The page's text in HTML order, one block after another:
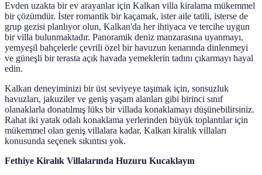
Evden uzakta bir ev arayanlar için Kalkan villa kiralama mükemmel
bir çözümdür. İster romantik bir kaçamak, ister aile tatili, isterse de
grup gezisi planlıyor olun, Kalkan'da her ihtiyaca ve tercihe uygun
bir villa bulunmaktadır. Panoramik deniz manzarasına uyanmayı,
yemyeşil bahçelerle çevrili özel bir havuzun kenarında dinlenmeyi
ve güneşli bir terasta açık havada yemeklerin tadını çıkarmayı hayal
edin.
Kalkan deneyiminizi bir üst seviyeye taşımak için, sonsuzluk
havuzları, jakuziler ve geniş yaşam alanları gibi birinci sınıf
olanaklarla donatılmış lüks bir villada konaklamayı düşünebilirsiniz.
Rahat iki yatak odalı konaklama yerlerinden büyük toplantılar için
mükemmel olan geniş villalara kadar, Kalkan kiralık villaları
konusunda seçenek sıkıntısı yok.
Fethiye Kiralık Villalarında Huzuru Kucaklayın